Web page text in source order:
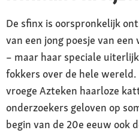
De sfinx is oorspronkelijk
van een jong poesje van
– maar haar speciale
fokkers over de hele
vroege Azteken haarloze
onderzoekers geloven op
begin van de 20e eeuw ook